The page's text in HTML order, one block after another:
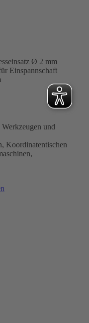
Ø 2 mm
Einspannschaft
und
Koordinatentischen